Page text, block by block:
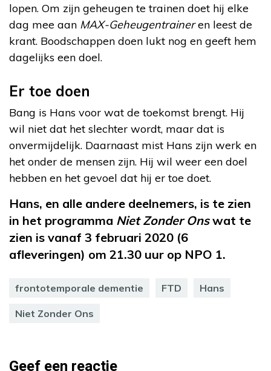
lopen. Om zijn geheugen te trainen doet hij elke
dag mee aan MAX-Geheugentraineren leest de
krant. Boodschappen doen lukt nog en geeft hem
dagelijks een doel.
Er toe doen
Bang is Hans voor wat de toekomst brengt. Hij
wil niet dat het slechter wordt, maar dat is
onvermijdelijk. Daarnaast mist Hans zijn werk en
het onder de mensen zijn. Hij wil weer een doel
hebben en het gevoel dat hij er toe doet.
Hans, en alle andere deelnemers, is te zien
in het programma Niet Zonder Onswat te
zien is vanaf 3 februari 2020 (6
afleveringen) om 21.30 uur op NPO 1.
frontotemporale dementie FTD Hans
Niet Zonder Ons
Geef een reactie